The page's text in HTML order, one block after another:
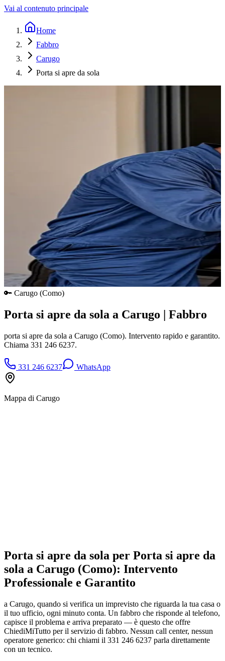
Vai al contenuto principale
Home
Fabbro
Carugo
Porta si apre da sola
🔑 Carugo (Como)
Porta si apre da sola a Carugo | Fabbro
porta si apre da sola a Carugo (Como). Intervento rapido e garantito.
Chiama 331 246 6237.
331 246 6237 WhatsApp
Mappa di Carugo
Porta si apre da sola per Porta si apre da
sola a Carugo (Como): Intervento
Professionale e Garantito
a Carugo, quando si verifica un imprevisto che riguarda la tua casa o
il tuo ufficio, ogni minuto conta. Un fabbro che risponde al telefono,
capisce il problema e arriva preparato — è questo che offre
ChiediMiTutto per il servizio di fabbro. Nessun call center, nessun
operatore generico: chi chiami il 331 246 6237 parla direttamente
con un tecnico.